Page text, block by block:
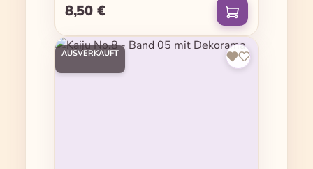
Regulärer Preis:
8,50 €
AUSVERKAUFT